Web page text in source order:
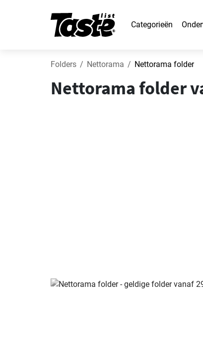
Categorieën
Folders Nettorama Nettorama folder
Nettorama folder